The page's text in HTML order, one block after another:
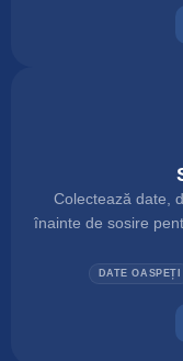
Colectează date,
înainte de sosire
DATE OASPEȚI